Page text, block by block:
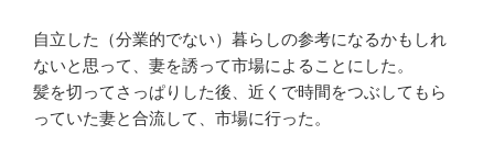
自立した（分業的でない）暮らしの参考になるかもしれ
ないと思って、妻を誘って市場によることにした。
髪を切ってさっぱりした後、近くで時間をつぶしてもら
っていた妻と合流して、市場に行った。